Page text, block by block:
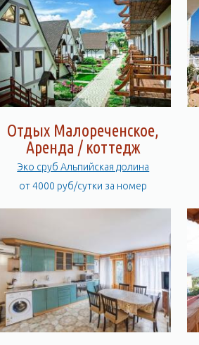
Отдых Малореченское,
Аренда / коттедж
Эко сруб Альпийская долина
от 4000 руб/сутки за номер